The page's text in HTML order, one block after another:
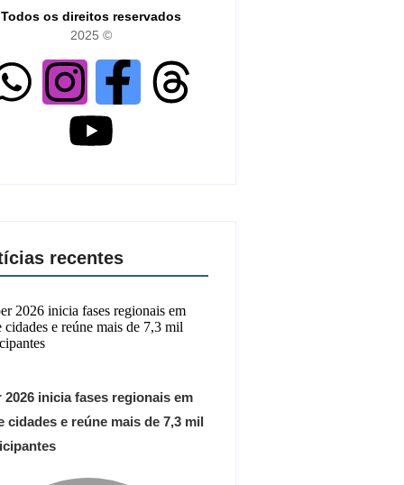
Todos os direitos reservados
2025 ©
recentes
2026 inicia fases regionais em
cidades e reúne mais de 7,3 mil